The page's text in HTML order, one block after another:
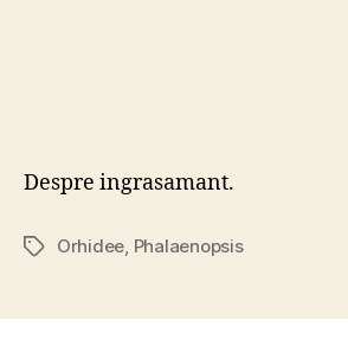
Despre ingrasamant.
TagsOrhidee, Phalaenopsis